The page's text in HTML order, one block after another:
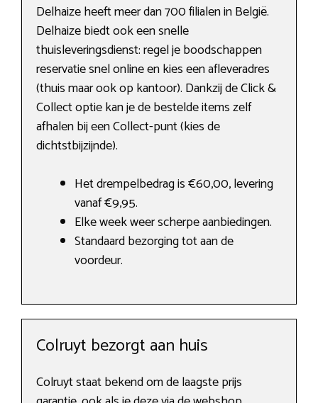
Delhaize heeft meer dan 700 filialen in België.
Delhaize biedt ook een snelle
thuisleveringsdienst: regel je boodschappen
reservatie snel online en kies een afleveradres
(thuis maar ook op kantoor). Dankzij de Click &
Collect optie kan je de bestelde items zelf
afhalen bij een Collect-punt (kies de
dichtstbijzijnde).
Het drempelbedrag is €60,00, levering
vanaf €9,95.
Elke week weer scherpe aanbiedingen.
Standaard bezorging tot aan de
voordeur.
Colruyt bezorgt aan huis
Colruyt staat bekend om de laagste prijs